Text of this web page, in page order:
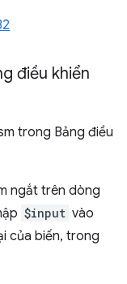
điều khiển
trong Bảng điều
ngắt trên dòng
$input vào
của biến, trong